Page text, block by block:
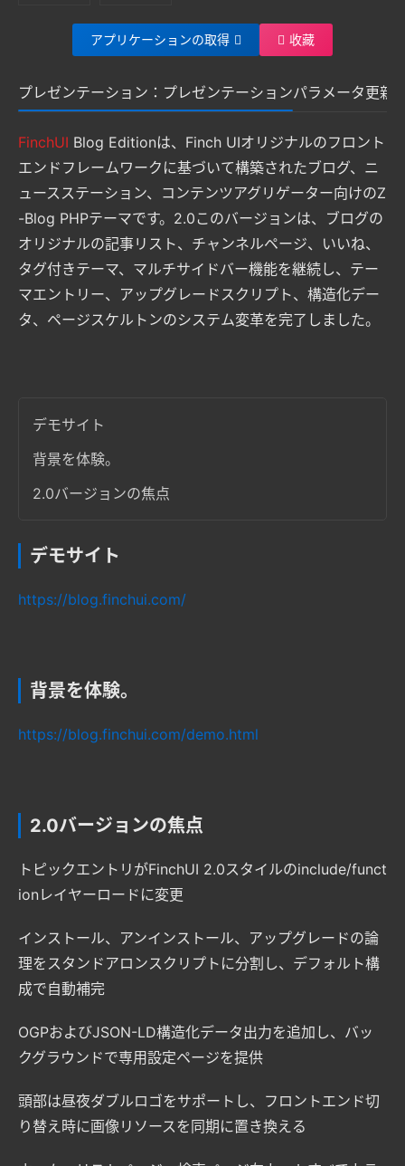
アプリケーションの取得
收藏
プレゼンテーション：プレゼンテーションパラメータ更新
FinchUI Blog Editionは、Finch UIオリジナルのフロント
エンドフレームワークに基づいて構築されたブログ、ニ
ュースステーション、コンテンツアグリゲーター向けのZ
-Blog PHPテーマです。2.0このバージョンは、ブログの
オリジナルの記事リスト、チャンネルページ、いいね、
タグ付きテーマ、マルチサイドバー機能を継続し、テー
マエントリー、アップグレードスクリプト、構造化デー
タ、ページスケルトンのシステム変革を完了しました。
デモサイト
背景を体験。
2.0バージョンの焦点
デモサイト
https://blog.finchui.com/
背景を体験。
https://blog.finchui.com/demo.html
2.0バージョンの焦点
トピックエントリがFinchUI 2.0スタイルのinclude/funct
ionレイヤーロードに変更
インストール、アンインストール、アップグレードの論
理をスタンドアロンスクリプトに分割し、デフォルト構
成で自動補完
OGPおよびJSON-LD構造化データ出力を追加し、バッ
クグラウンドで専用設定ページを提供
頭部は昼夜ダブルロゴをサポートし、フロントエンド切
り替え時に画像リソースを同期に置き換える